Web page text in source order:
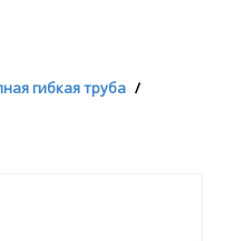
гибкая труба /